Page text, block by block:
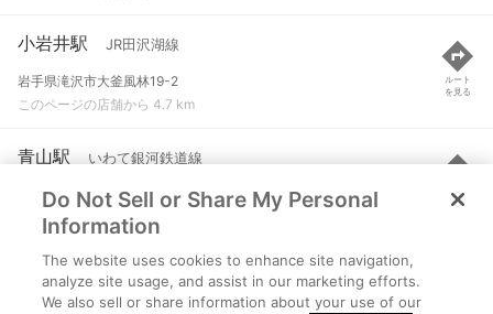
小岩井駅 JR田沢湖線
岩手県滝沢市大釜風林19-2
このページの店舗から 4.7 km
ルート
を見る
青山駅 いわて銀河鉄道線
盛岡市青山２丁目２番４０号
このページの店舗から 5.6 km
ルート
を見る
盛岡駅 JR田沢湖線 など
盛岡市盛岡駅前通
Do Not Sell or Share My Personal
Information
The website uses cookies to enhance site navigation,
analyze site usage, and assist in our marketing efforts.
We also sell or share information about your use of our